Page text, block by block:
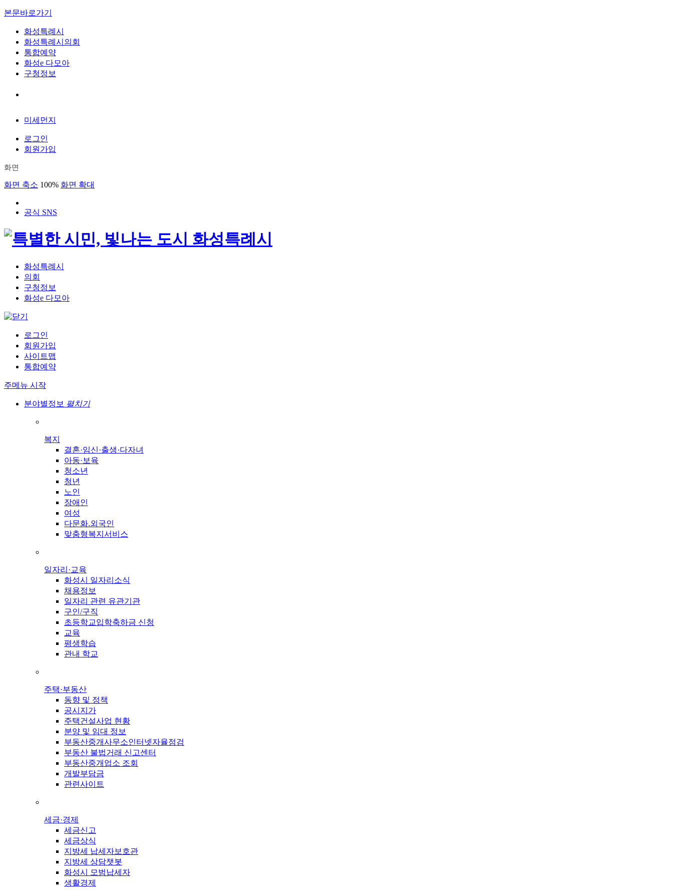
본문바로가기
화성특례시
화성특례시의회
통합예약
화성e 다모아
구청정보
미세먼지
로그인
회원가입
화면
화면 축소 100% 화면 확대
공식 SNS
화성특례시
의회
구청정보
화성e 다모아
로그인
회원가입
사이트맵
통합예약
주메뉴 시작
분야별정보 펼치기
복지
결혼·임신·출생·다자녀
아동·보육
청소년
청년
노인
장애인
여성
다문화.외국인
맞춤형복지서비스
일자리·교육
화성시 일자리소식
채용정보
일자리 관련 유관기관
구인/구직
초등학교입학축하금 신청
교육
평생학습
관내 학교
주택·부동산
동향 및 정책
공시지가
주택건설사업 현황
분양 및 임대 정보
부동산중개사무소인터넷자율점검
부동산 불법거래 신고센터
부동산중개업소 조회
개발부담금
관련사이트
세금·경제
세금신고
세금상식
지방세 납세자보호관
지방세 상담챗봇
화성시 모범납세자
생활경제